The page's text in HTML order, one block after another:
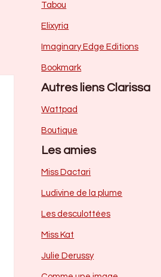
Tabou
Elixyria
Imaginary Edge Editions
Bookmark
Autres liens Clarissa
Wattpad
Boutique
Les amies
Miss Dactari
Ludivine de la plume
Les desculottées
Miss Kat
Julie Derussy